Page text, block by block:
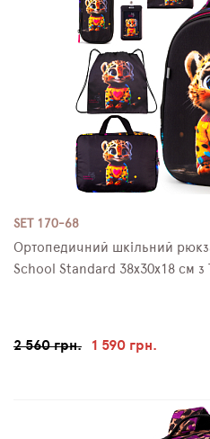
SET 170-68
Ортопедичний шкільний
School Standard 38х30х18 см з
2 560 грн. 1 590 грн.